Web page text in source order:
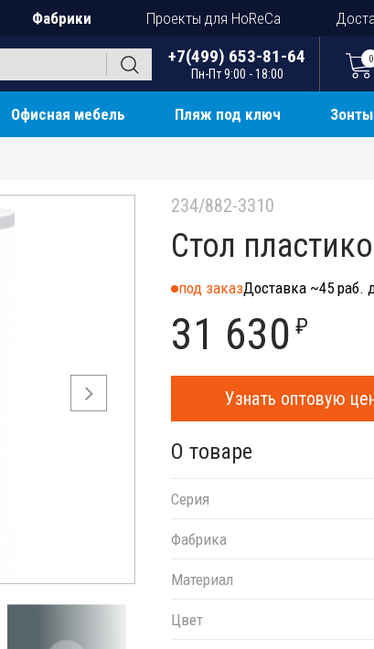
Фабрики Проекты для HoReCa
+7(499) 653-81-64
Пн-Пт 9:00 - 18:00
0
Офисная мебель Пляж под ключ Зонты
234/882-3310
Стол
под заказДоставка ~45 раб.
31 630 ₽
Узнать оптовую
О товаре
Серия
Фабрика
Материал
Цвет